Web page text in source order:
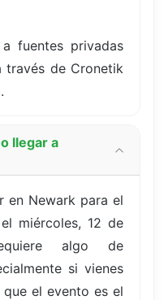
fuentes privadas
través de Cronetik
llegar a
en Newark para el
miércoles, 12 de
algo de
si vienes
el evento es el